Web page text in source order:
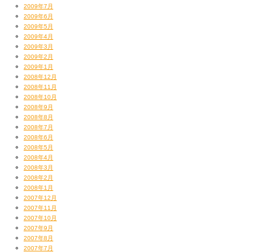
2009年7月
2009年6月
2009年5月
2009年4月
2009年3月
2009年2月
2009年1月
2008年12月
2008年11月
2008年10月
2008年9月
2008年8月
2008年7月
2008年6月
2008年5月
2008年4月
2008年3月
2008年2月
2008年1月
2007年12月
2007年11月
2007年10月
2007年9月
2007年8月
2007年7月